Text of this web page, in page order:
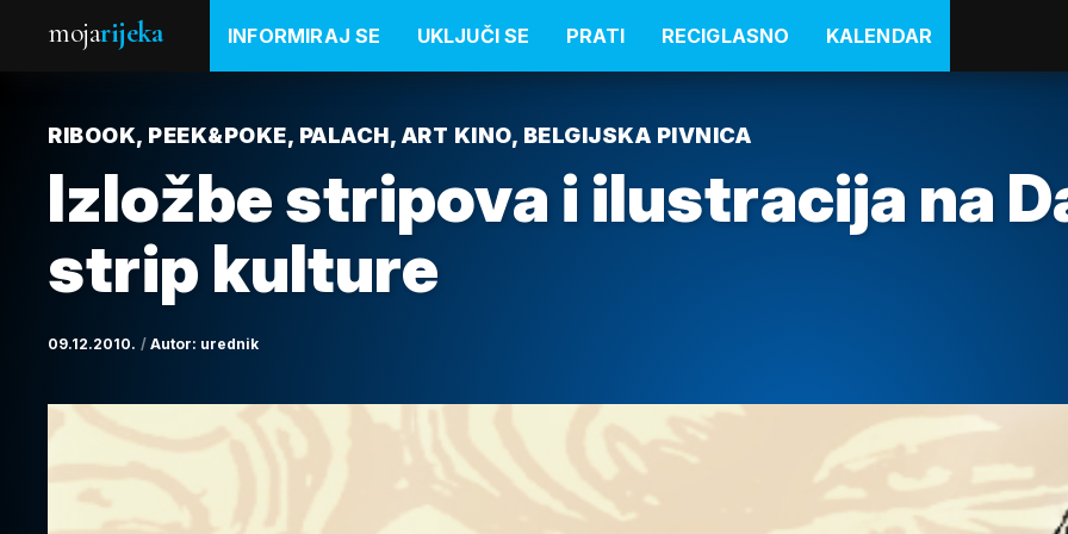
mojarijeka INFORMIRAJ SE UKLJUČI SE PRATI RECIGLASNO KALENDAR
RIBOOK, PEEK&POKE, PALACH, ART KINO, BELGIJSKA PIVNICA
Izložbe stripova i ilustracija na
strip kulture
09.12.2010. Autor: urednik